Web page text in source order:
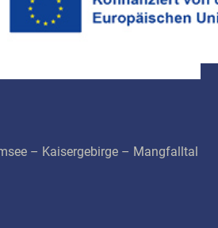
– Kaisergebirge – Mangfalltal